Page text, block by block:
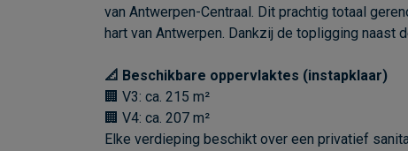
van Antwerpen-Centraal. Dit prachtig totaal
hart van Antwerpen. Dankzij de topligging
📐 Beschikbare oppervlaktes (instapklaar)
🏢 V3: ca. 215 m²
🏢 V4: ca. 207 m²
Elke verdieping beschikt over een privatief